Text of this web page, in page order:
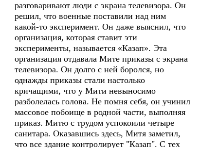
разговаривают люди с экрана телевизора. Он
решил, что военные поставили над ним
какой-то эксперимент. Он даже выяснил, что
организация, которая ставит эти
эксперименты, называется «Казап». Эта
организация отдавала Мите приказы с экрана
телевизора. Он долго с ней боролся, но
однажды приказы стали настолько
кричащими, что у Мити невыносимо
разболелась голова. Не помня себя, он учинил
массовое побоище в родной части, выполняя
приказ. Митю с трудом успокоили четыре
санитара. Оказавшись здесь, Митя заметил,
что все здание контролирует "Казап". С тех